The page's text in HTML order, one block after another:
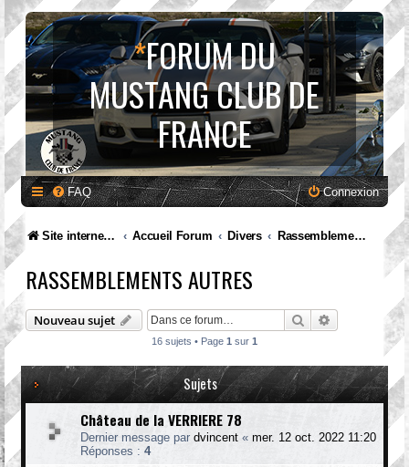
*FORUM DU
MUSTANG CLUB DE
FRANCE
FAQ Connexion
Site internet MCF Accueil Forum Divers Rassemblements autres
RASSEMBLEMENTS AUTRES
Nouveau sujet RechercherRecherche
16 sujets • Page 1 sur 1
Sujets
Château de la VERRIERE 78
Dernier message par dvincent « mer. 12 oct. 2022 11:20
Réponses : 4